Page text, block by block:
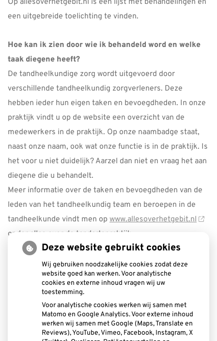
een uitgebreide toelichting te vinden.
Hoe kan ik zien door wie ik behandeld word en welke
taak diegene heeft?
De tandheelkundige zorg wordt uitgevoerd door
verschillende tandheelkundig zorgverleners. Deze
hebben ieder hun eigen taken en bevoegdheden. In onze
praktijk vindt u op de website een overzicht van de
medewerkers in de praktijk. Op onze naambadge staat,
naast onze naam, ook wat onze functie is in de praktijk. Is
het voor u niet duidelijk? Aarzel dan niet en vraag het aan
diegene die u behandelt.
Meer informatie over de taken en bevoegdheden van de
leden van het tandheelkundig team en beroepen in de
tandheelkunde vindt men op www.allesoverhetgebit.nl
onder alles over de tandartspraktijk.
Waar is meer informatie te vinden over
behandelmogelijkheden?
Meer informatie over aandoeningen, tandheelkundige
behandelingen, alternatieven voor behandelingen en tips
voor een gezonde mond is te vinden op
www.allesoverhetgebit.nl
. De tandarts, orthodontist of
Deze website gebruikt cookies
Wij gebruiken noodzakelijke cookies zodat deze
website goed kan werken. Voor analytische
cookies en externe inhoud vragen wij uw
toestemming.
Voor analytische cookies werken wij samen met
Matomo en Google Analytics. Voor externe inhoud
werken wij samen met Google (Maps, Translate en
Reviews), YouTube, Vimeo, Facebook, Instagram, X